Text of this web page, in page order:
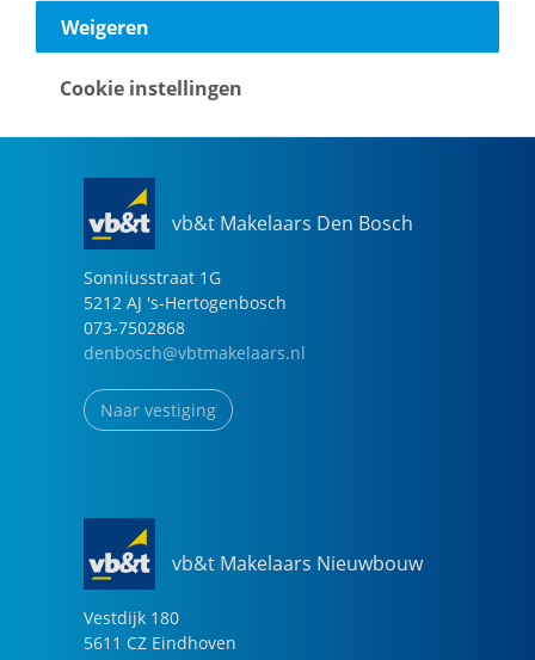
vb&t Makelaars Den Bosch
Sonniusstraat 1G
5212 AJ 's-Hertogenbosch
073-7502868
denbosch@vbtmakelaars.nl
Naar vestiging
vb&t Makelaars Nieuwbouw
Vestdijk 180
5611 CZ Eindhoven
Weigeren
Cookie instellingen